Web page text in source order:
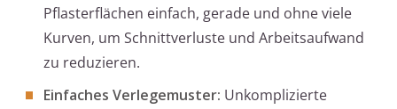
Pflasterflächen einfach, gerade und ohne viele
Kurven, um Schnittverluste und Arbeitsaufwand
zu reduzieren.
Einfaches Verlegemuster: Unkomplizierte